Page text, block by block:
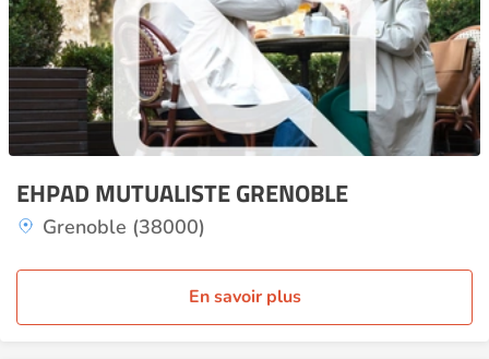
EHPAD MUTUALISTE GRENOBLE
Grenoble (38000)
En savoir plus